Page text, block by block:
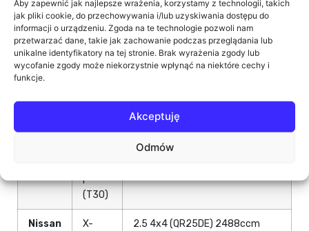
Aby zapewnić jak najlepsze wrażenia, korzystamy z technologii, takich
jak pliki cookie, do przechowywania i/lub uzyskiwania dostępu do
informacji o urządzeniu. Zgoda na te technologie pozwoli nam
przetwarzać dane, takie jak zachowanie podczas przeglądania lub
unikalne identyfikatory na tej stronie. Brak wyrażenia zgody lub
wycofanie zgody może niekorzystnie wpłynąć na niektóre cechy i
funkcje.
Akceptuję
Odmów
Nissan
X-
TRAIL
(T30)
2.2 DCi (YD22DDTi YD22ETI)
2184ccm 114KM 84KW (2004 -
2013)
Nissan
I
(T30)
2.5 4x4 (QR25DE) 2488ccm
Nissan
X-
2.5 4x4 (QR25DE) 2488ccm